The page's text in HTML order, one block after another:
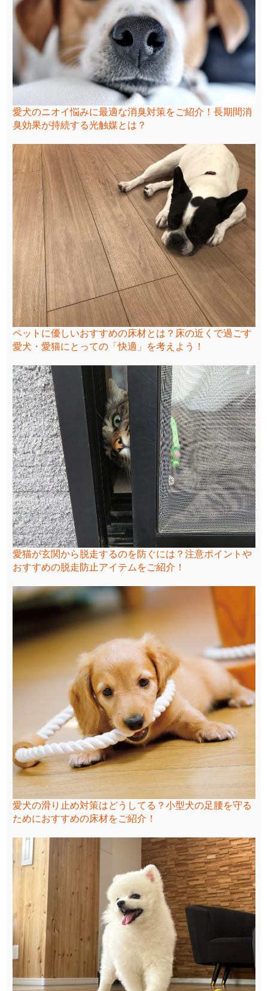
愛犬のニオイ悩みに最適な消臭対策をご紹介！長期間消
臭効果が持続する光触媒とは？
ペットに優しいおすすめの床材とは？床の近くで過ごす
愛犬・愛猫にとっての「快適」を考えよう！
愛猫が玄関から脱走するのを防ぐには？注意ポイントや
おすすめの脱走防止アイテムをご紹介！
愛犬の滑り止め対策はどうしてる？小型犬の足腰を守る
ためにおすすめの床材をご紹介！